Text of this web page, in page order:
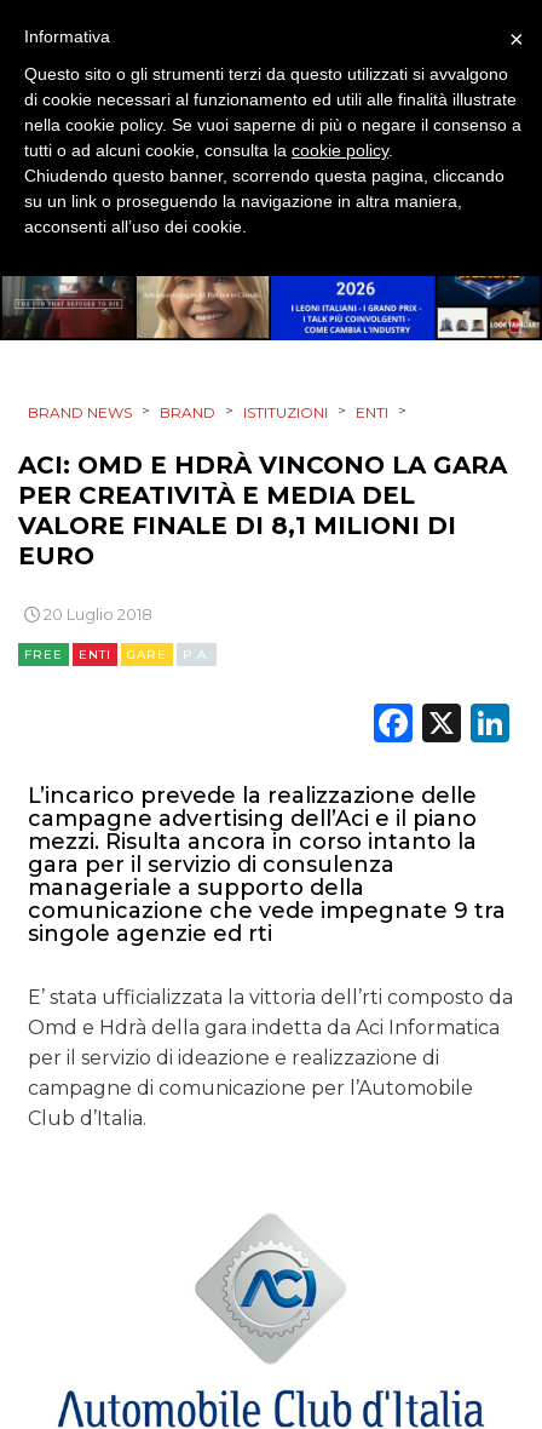
CINEMA
DIGITALE
EDITORIA
ESTERNA
RADIO / AUDIO
RICERCHE
TREND
CASE HISTORY
OPINIONI
BRAND NEWS > BRAND > ISTITUZIONI > ENTI >
ACI: OMD E HDRÀ VINCONO LA GARA
PER CREATIVITÀ E MEDIA DEL
VALORE FINALE DI 8,1 MILIONI DI
EURO
20 Luglio 2018
FREE ENTI GARE P.A.
X
L’incarico prevede la realizzazione delle
campagne advertising dell’Aci e il piano
mezzi. Risulta ancora in corso intanto la
gara per il servizio di consulenza
manageriale a supporto della
comunicazione che vede impegnate 9 tra
singole agenzie ed rti
E’ stata ufficializzata la vittoria dell’rti composto da
Omd e Hdrà della gara indetta da Aci Informatica
per il servizio di ideazione e realizzazione di
campagne di comunicazione per l’Automobile
Club d’Italia.
×
Informativa
Questo sito o gli strumenti terzi da questo utilizzati si avvalgono
di cookie necessari al funzionamento ed utili alle finalità illustrate
nella cookie policy. Se vuoi saperne di più o negare il consenso a
tutti o ad alcuni cookie, consulta la cookie policy.
Chiudendo questo banner, scorrendo questa pagina, cliccando
su un link o proseguendo la navigazione in altra maniera,
acconsenti all’uso dei cookie.